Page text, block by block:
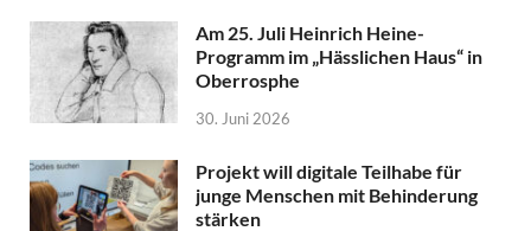
Am 25. Juli Heinrich Heine-
Programm im „Hässlichen Haus“ in
Oberrosphe
30. Juni 2026
Projekt will digitale Teilhabe für
junge Menschen mit Behinderung
stärken